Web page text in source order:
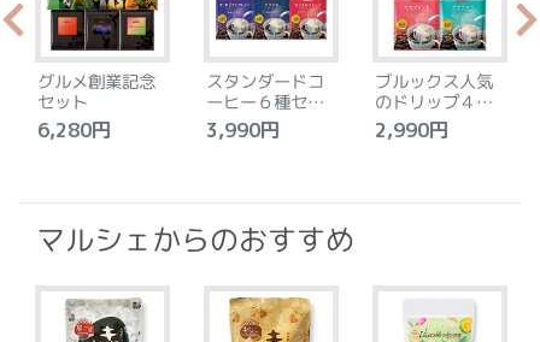
グルメ創業記念
セット
6,280円
スタンダードコ
ーヒー６種セッ
ト
3,990円
ブルックス人気
のドリップ４種
セット
2,990円
マルシェからのおすすめ